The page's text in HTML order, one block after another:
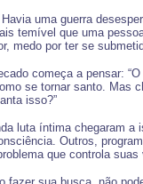
uma guerra
temível que uma
medo por ter se
começa a pensar:
se tornar santo. Mas
isso?”
luta íntima chegaram
Outros,
que controla